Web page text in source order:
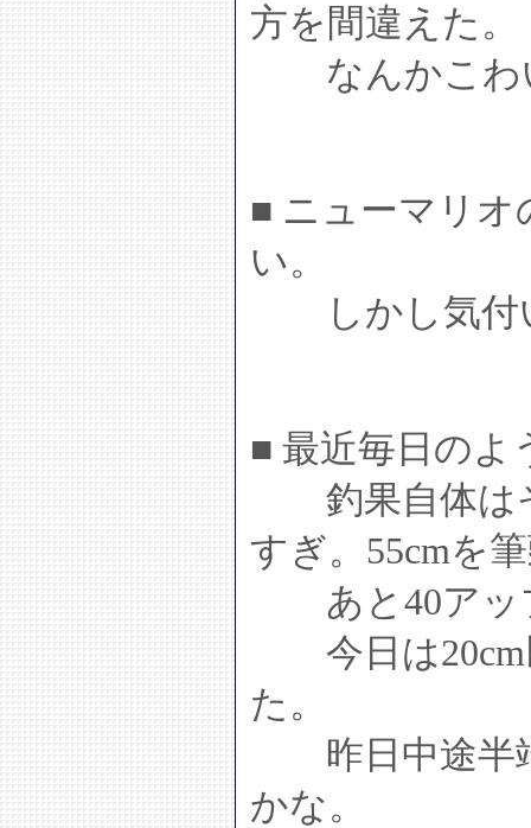
方を間違えた。
なんかこわ
■ ニューマリオ
い。
しかし気付
■ 最近毎日のよ
釣果自体は
すぎ。55cmを
あと40アッ
今日は20cm
た。
昨日中途半
かな。